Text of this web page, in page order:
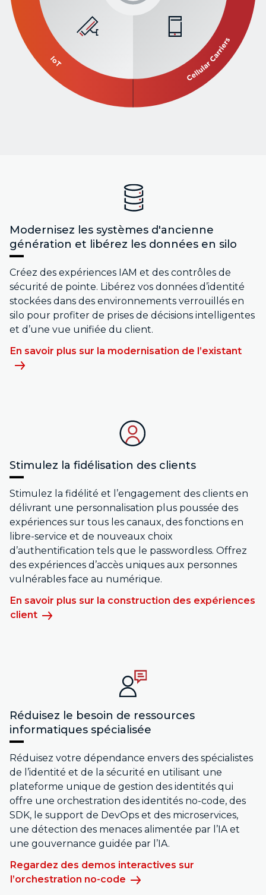
Modernisez les systèmes d'ancienne
génération et libérez les données en silo
Créez des expériences IAM et des contrôles de
sécurité de pointe. Libérez vos données d’identité
stockées dans des environnements verrouillés en
silo pour profiter de prises de décisions intelligentes
et d’une vue unifiée du client.
En savoir plus sur la modernisation de l’existant
Stimulez la fidélisation des clients
Stimulez la fidélité et l’engagement des clients en
délivrant une personnalisation plus poussée des
expériences sur tous les canaux, des fonctions en
libre-service et de nouveaux choix
d’authentification tels que le passwordless. Offrez
des expériences d’accès uniques aux personnes
vulnérables face au numérique.
En savoir plus sur la construction des expériences
client
Réduisez le besoin de ressources
informatiques spécialisée
Réduisez votre dépendance envers des spécialistes
de l’identité et de la sécurité en utilisant une
plateforme unique de gestion des identités qui
offre une orchestration des identités no-code, des
SDK, le support de DevOps et des microservices,
une détection des menaces alimentée par l’IA et
une gouvernance guidée par l’IA.
Regardez des demos interactives sur
l’orchestration no-code